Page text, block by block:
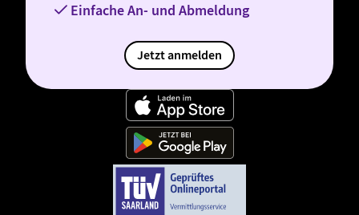
Einfache An- und Abmeldung
Jetzt anmelden